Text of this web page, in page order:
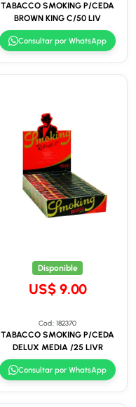
TABACCO SMOKING P/CEDA
BROWN KING C/50 LIV
Consultar por WhatsApp
Disponible
US$ 9.00
Cod.: 182370
TABACCO SMOKING P/CEDA
DELUX MEDIA /25 LIVR
Consultar por WhatsApp